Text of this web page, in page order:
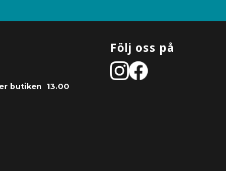
butiken 13.00
Följ oss på